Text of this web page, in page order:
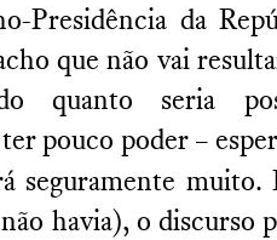
Presidência da
que não vai
quanto seria
pouco poder –
seguramente
havia), o discurso